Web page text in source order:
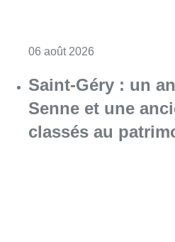
06 août 2026
Saint-Géry : un
Senne et une
classés au